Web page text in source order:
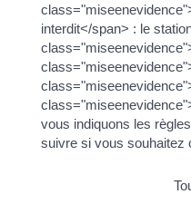
interdit</span> : le
vous indiquons les
suivre si vous souhaitez